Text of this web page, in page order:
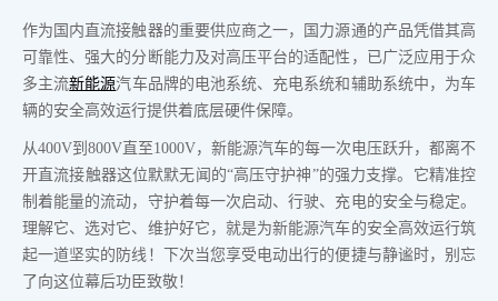
作为国内直流接触器的重要供应商之一，国力源通的产品凭借其高
可靠性、强大的分断能力及对高压平台的适配性，已广泛应用于众
多主流新能源汽车品牌的电池系统、充电系统和辅助系统中，为车
辆的安全高效运行提供着底层硬件保障。
从400V到800V直至1000V，新能源汽车的每一次电压跃升，都离不
开直流接触器这位默默无闻的“高压守护神”的强力支撑。它精准控
制着能量的流动，守护着每一次启动、行驶、充电的安全与稳定。
理解它、选对它、维护好它，就是为新能源汽车的安全高效运行筑
起一道坚实的防线！下次当您享受电动出行的便捷与静谧时，别忘
了向这位幕后功臣致敬！